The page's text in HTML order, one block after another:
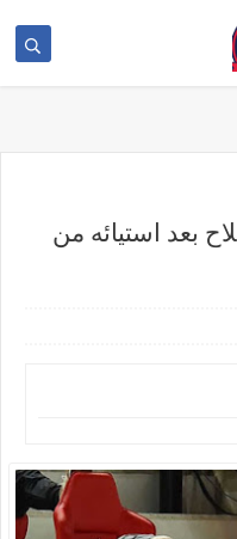
بعد استيائه من